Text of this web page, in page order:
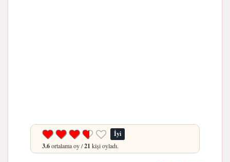
İyi
3.6ortalama oy /21 kişi oyladı.